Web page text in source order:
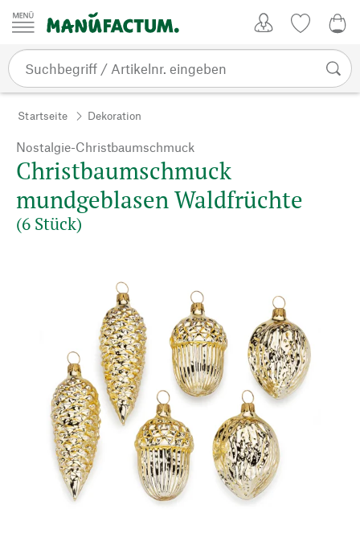
Zum Inhalt springen
Startseite Dekoration
Nostalgie-Christbaumschmuck
Christbaumschmuck
mundgeblasen Waldfrüchte
(6 Stück)